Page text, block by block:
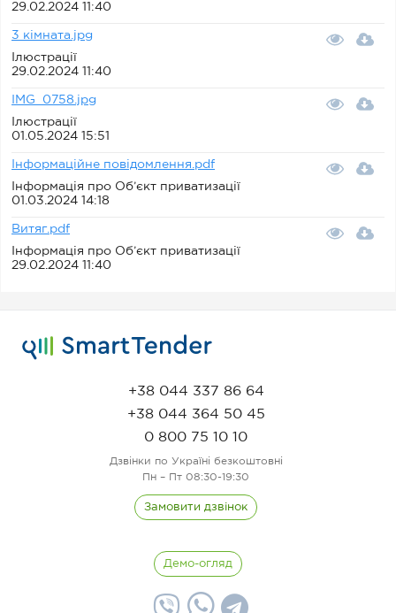
29.02.2024 11:40
3 кімната.jpg
Ілюстрації
29.02.2024 11:40
IMG_0758.jpg
Ілюстрації
01.05.2024 15:51
Інформаційне повідомлення.pdf
Інформація про Об’єкт приватизації
01.03.2024 14:18
Витяг.pdf
Інформація про Об’єкт приватизації
29.02.2024 11:40
+38 044 337 86 64
+38 044 364 50 45
0 800 75 10 10
Дзвінки по Україні безкоштовні
Пн – Пт 08:30-19:30
Замовити дзвінок
Демо-огляд